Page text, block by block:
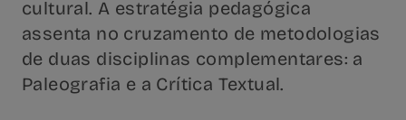
cultural. A estratégia pedagógica
assenta no cruzamento de metodologias
de duas disciplinas complementares: a
Paleografia e a Crítica Textual.